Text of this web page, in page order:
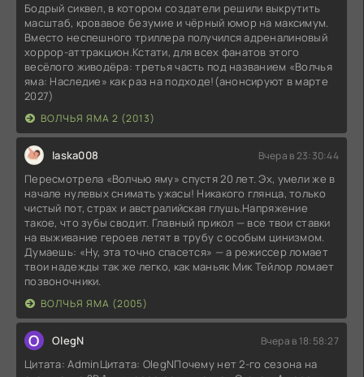
Бодрый сиквел, в котором создатели решили выкрутить
масштаб, кровавое безумие и чёрный юмор на максимум.
Вместо неспешного триллера получился адреналиновый
хоррор-аттракцион.Кстати, для всех фанатов этого
весёлого живодёра: третья часть под названием «Волчья
яма: Наследие» как раз на подходе!(анонсируют в марте
2027)
ВОЛЧЬЯ ЯМА 2 (2013)
laska008 Вчера в 23:30:44
Пересмотрела «Волчью яму» спустя 20 лет. Эх, умели же в
начале нулевых снимать ужасы! Никакого глянца, только
чистый пот, страх и австралийская глушь.Напряжение
такое, что зубы сводит. Главный прикол — все твои ставки
на выживание героев летят в трубу с особым цинизмом.
Думаешь: «Ну, эта точно спасется» — а режиссер ломает
твои надежды так же легко, как маньяк Мик Тейлор ломает
позвоночники.
ВОЛЧЬЯ ЯМА (2005)
O OlegN Вчера в 18:58:27
Цитата: AdminЦитата: OlegNПочему нет 2-го сезона на